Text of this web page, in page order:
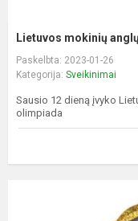
Lietuvos mokinių
Paskelbta: 2023-01-26
Kategorija: Sveikinimai
Sausio 12 dieną įvyko
olimpiada